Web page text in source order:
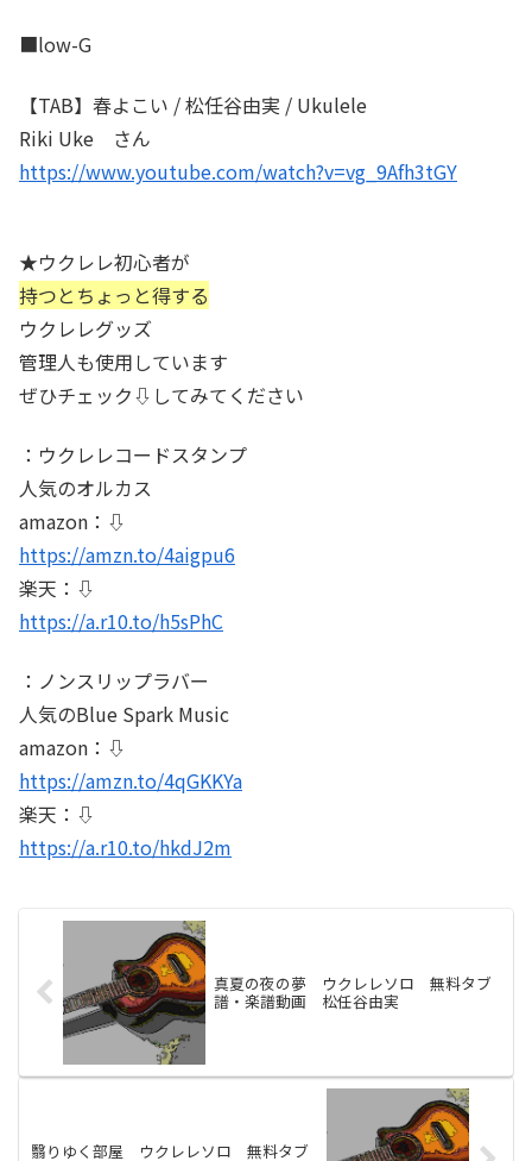
■low-G
【TAB】春よこい / 松任谷由実 / Ukulele
Riki Uke さん
https://www.youtube.com/watch?v=vg_9Afh3tGY
★ウクレレ初心者が
持つとちょっと得する
ウクレレグッズ
管理人も使用しています
ぜひチェック⇩してみてください
：ウクレレコードスタンプ
人気のオルカス
amazon：⇩
https://amzn.to/4aigpu6
楽天：⇩
https://a.r10.to/h5sPhC
：ノンスリップラバー
人気のBlue Spark Music
amazon：⇩
https://amzn.to/4qGKKYa
楽天：⇩
https://a.r10.to/hkdJ2m
真夏の夜の夢 ウクレレソロ 無料タブ
譜・楽譜動画 松任谷由実
翳りゆく部屋 ウクレレソロ 無料タブ